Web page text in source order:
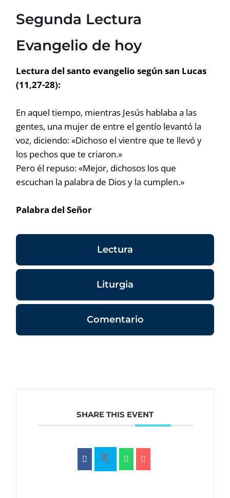
Segunda Lectura
Evangelio de hoy
Lectura del santo evangelio según san Lucas
(11,27-28):
En aquel tiempo, mientras Jesús hablaba a las
gentes, una mujer de entre el gentío levantó la
voz, diciendo: «Dichoso el vientre que te llevó y
los pechos que te criaron.»
Pero él repuso: «Mejor, dichosos los que
escuchan la palabra de Dios y la cumplen.»
Palabra del Señor
Lectura
Liturgia
Comentario
SHARE THIS EVENT